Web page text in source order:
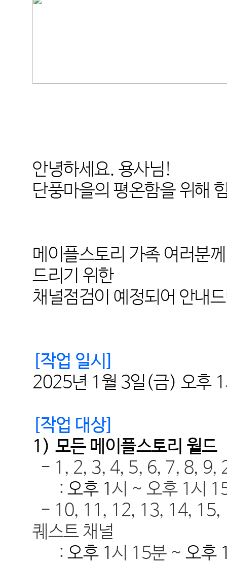
안녕하세요. 용사님!
단풍마을의 평온함을 위해
메이플스토리 가족 여러분
드리기 위한
채널점검이 예정되어 안내
작업 일시
2025년 1 월 3일 (금) 오후1
작업 대상]
1) 모든 메이플스토리 월드
- 1, 2, 3, 4, 5, 6, 7, 8, 9,
:오후1시 ~ 오후 1시
- 10, 11, 12, 13, 14, 15,
퀘스트 채널
:오후1시 15분~오후